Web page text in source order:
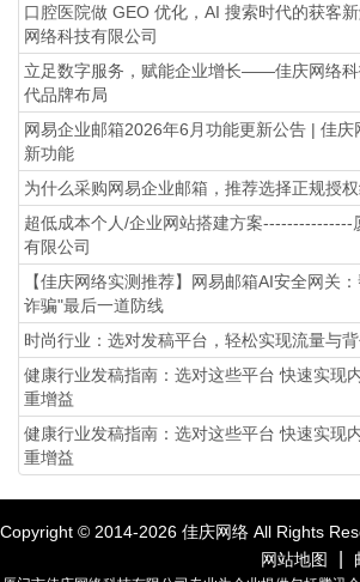
口腔医院做 GEO 优化，AI 搜索时代的获客
网络科技有限公司
立足数字服务，赋能企业增长——佳庆网络
代品牌布局
网易企业邮箱2026年6月功能更新公告 | 佳
新功能
为什么采购网易企业邮箱，推荐选择正规授
超低成本个人/企业网站搭建方案---------------
有限公司
【佳庆网络实测推荐】网易邮箱AI安全网关
诈骗"最后一道防线
时尚行业：选对发稿平台，轻松实现流量与
健康行业发稿指南：选对这些平台 快速实现
重增益
健康行业发稿指南：选对这些平台 快速实现
重增益
Copyright © 2014-2026 佳庆网络 All Rights
网站地图